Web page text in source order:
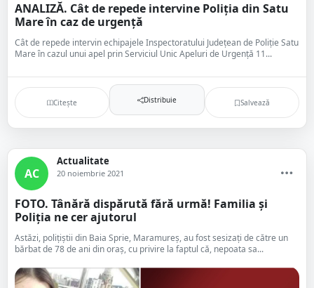
ANALIZĂ. Cât de repede intervine Poliția din Satu
Mare în caz de urgență
Cât de repede intervin echipajele Inspectoratului Județean de Poliție Satu
Mare în cazul unui apel prin Serviciul Unic Apeluri de Urgență 11...
Citește Distribuie Salvează
AC
Actualitate
20 noiembrie 2021
FOTO. Tânără dispărută fără urmă! Familia și
Poliția ne cer ajutorul
Astăzi, poliţiştii din Baia Sprie, Maramureș, au fost sesizați de către un
bărbat de 78 de ani din oraș, cu privire la faptul că, nepoata sa...